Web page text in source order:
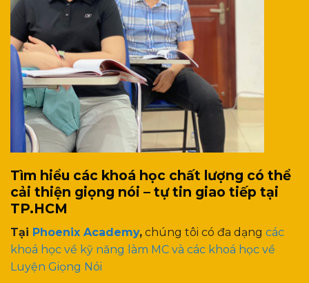
Tìm hiểu các khoá học chất lượng có thể
cải thiện giọng nói – tự tin giao tiếp tại
TP.HCM
Tại Phoenix Academy, chúng tôi có đa dạng các
khoá học về kỹ năng làm MC và các khoá học về
Luyện Giọng Nói